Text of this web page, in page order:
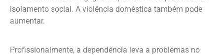
isolamento social. A violência doméstica também pode
aumentar.
Profissionalmente, a dependência leva a problemas no